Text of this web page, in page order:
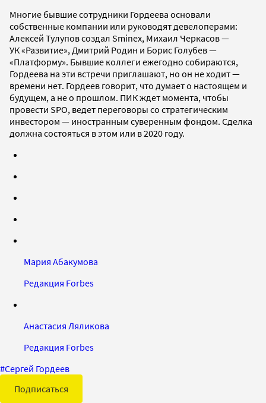
Многие бывшие сотрудники Гордеева основали
собственные компании или руководят девелоперами:
Алексей Тулупов создал Sminex, Михаил Черкасов —
УК «Развитие», Дмитрий Родин и Борис Голубев —
«Платформу». Бывшие коллеги ежегодно собираются,
Гордеева на эти встречи приглашают, но он не ходит —
времени нет. Гордеев говорит, что думает о настоящем и
будущем, а не о прошлом. ПИК ждет момента, чтобы
провести SPO, ведет переговоры со стратегическим
инвестором — иностранным суверенным фондом. Сделка
должна состояться в этом или в 2020 году.
Мария Абакумова
Редакция Forbes
Анастасия Ляликова
Редакция Forbes
#Сергей Гордеев
Подписаться